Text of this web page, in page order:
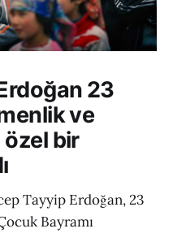
23
ve
özel bir
Tayyip Erdoğan, 23
Bayramı